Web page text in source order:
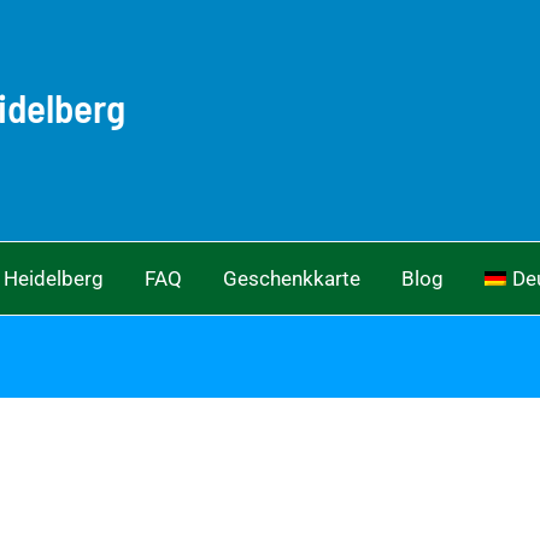
FAQ Geschenkkarte Blog